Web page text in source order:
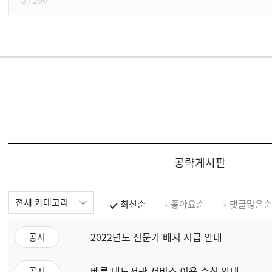
공략게시판
전체 카테고리 최신순 좋아요순 댓글많은순
공지 2022년도 전문가 배지 지급 안내